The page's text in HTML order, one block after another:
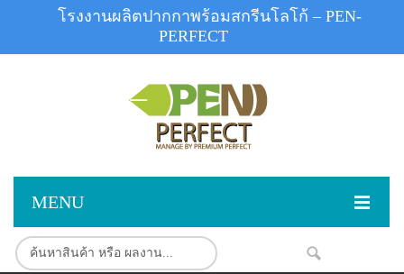
MENU
หน้าแรก
โรงงานผลิตปากกาพร้อมสกรีนโลโก้ – PEN-
PERFECT